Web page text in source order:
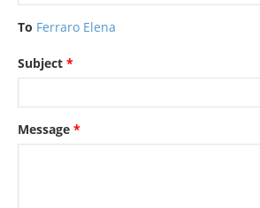
To Ferraro Elena
Subject *
Message *